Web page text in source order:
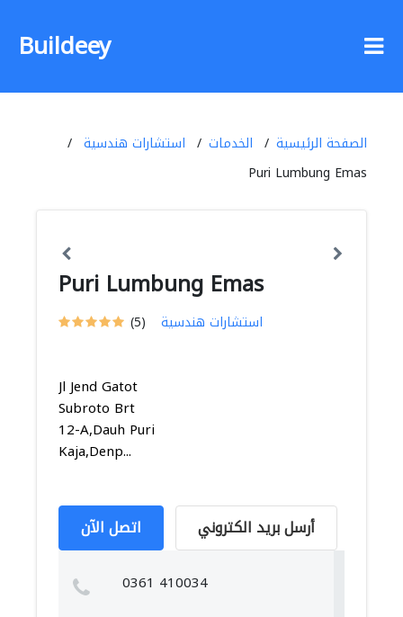
Buildeey
الصفحة الرئيسية الخدمات
استشارات هندسية
Puri Lumbung Emas
Puri Lumbung Emas
(5) استشارات هندسية
Jl Jend Gatot
Subroto Brt
12-A,Dauh Puri
Kaja,Denp...
اتصل الآن أرسل بريد الكتروني
0361 410034